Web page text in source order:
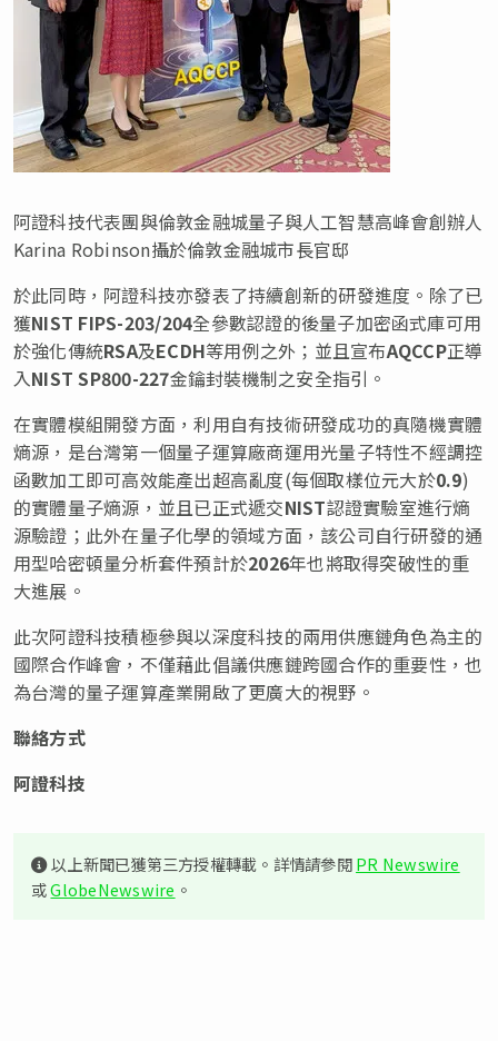
阿證科技代表團與倫敦金融城量子與人工智慧高峰會創辦人
Karina Robinson攝於倫敦金融城市長官邸
於此同時，阿證科技亦發表了持續創新的研發進度。除了已
獲NIST FIPS-203/204全參數認證的後量子加密函式庫可用
於強化傳統RSA及ECDH等用例之外；並且宣布AQCCP正導
入NIST SP800-227金鑰封裝機制之安全指引。
在實體模組開發方面，利用自有技術研發成功的真隨機實體
熵源，是台灣第一個量子運算廠商運用光量子特性不經調控
函數加工即可高效能產出超高亂度(每個取樣位元大於0.9)
的實體量子熵源，並且已正式遞交NIST認證實驗室進行熵
源驗證；此外在量子化學的領域方面，該公司自行研發的通
用型哈密頓量分析套件預計於2026年也將取得突破性的重
大進展。
此次阿證科技積極參與以深度科技的兩用供應鏈角色為主的
國際合作峰會，不僅藉此倡議供應鏈跨國合作的重要性，也
為台灣的量子運算產業開啟了更廣大的視野。
聯絡方式
阿證科技
以上新聞已獲第三方授權轉載。詳情請參閱PR Newswire
或GlobeNewswire 。